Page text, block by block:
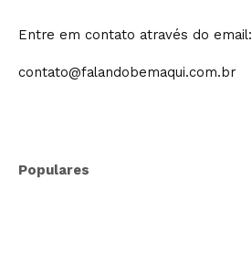
Entre em contato através do email:
contato@falandobemaqui.com.br
Populares